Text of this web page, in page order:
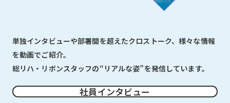
単独インタビューや部署間を超えたクロストーク、様々な情報
を動画でご紹介。
総リハ・リボンスタッフの“リアルな姿”を発信しています。
社員インタビュー